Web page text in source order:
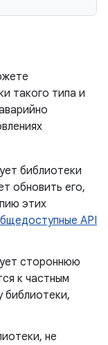
такого типа и
библиотеки
обновить его,
этих
API
стороннюю
к частным
библиотеки,
не